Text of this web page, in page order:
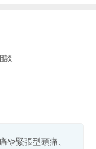
談
や緊張型頭痛、